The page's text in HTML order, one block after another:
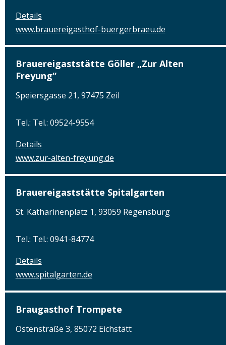
Details
www.brauereigasthof-buergerbraeu.de
Brauereigaststätte Göller „Zur Alten
Freyung“
Speiersgasse 21, 97475 Zeil
Tel.: Tel.: 09524-9554
Details
www.zur-alten-freyung.de
Brauereigaststätte Spitalgarten
St. Katharinenplatz 1, 93059 Regensburg
Tel.: Tel.: 0941-84774
Details
www.spitalgarten.de
Braugasthof Trompete
Ostenstraße 3, 85072 Eichstätt